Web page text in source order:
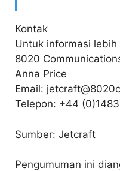
Kontak
Untuk informasi
8020
Anna Price
Email:
Telepon: +44
Sumber: Jetcraft
Pengumuman ini